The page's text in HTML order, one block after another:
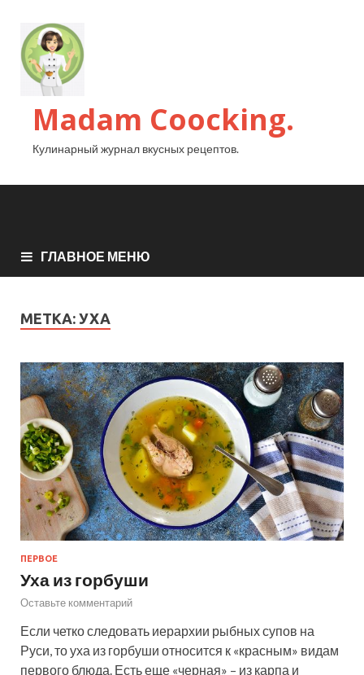
Madam Coocking.
Кулинарный журнал вкусных рецептов.
ГЛАВНОЕ МЕНЮ
МЕТКА: УХА
ПЕРВОЕ
Уха из горбуши
Оставьте комментарий
Если четко следовать иерархии рыбных супов на
Руси, то уха из горбуши относится к «красным» видам
первого блюда. Есть еще «черная» – из карпа и